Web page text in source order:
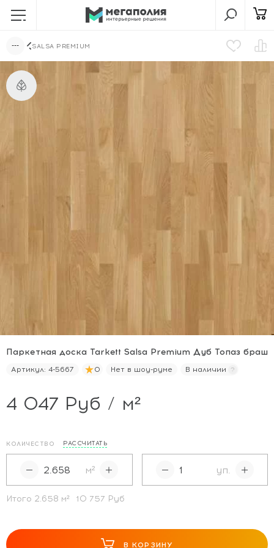
SALSA PREMIUM
Паркетная доска Tarkett Salsa Premium Дуб Топаз браш
Артикул: 4-5667 0 Нет в шоу-руме В наличии
4 047 Руб / м²
КОЛИЧЕСТВО РАССЧИТАТЬ
м² уп.
Итого 2.658 м² 10 757 Руб
В КОРЗИНУ